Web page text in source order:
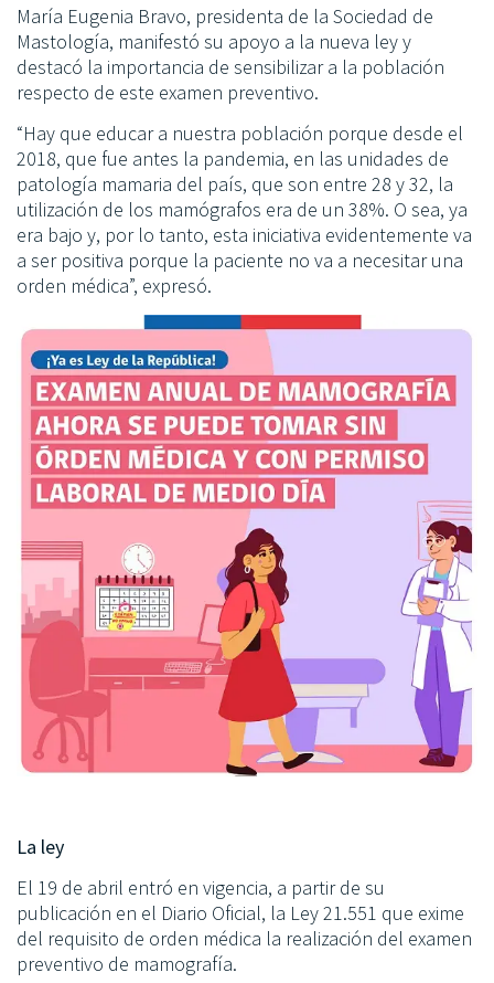
María Eugenia Bravo, presidenta de la Sociedad de
Mastología, manifestó su apoyo a la nueva ley y
destacó la importancia de sensibilizar a la población
respecto de este examen preventivo.
“Hay que educar a nuestra población porque desde el
2018, que fue antes la pandemia, en las unidades de
patología mamaria del país, que son entre 28 y 32, la
utilización de los mamógrafos era de un 38%. O sea, ya
era bajo y, por lo tanto, esta iniciativa evidentemente va
a ser positiva porque la paciente no va a necesitar una
orden médica”, expresó.
La ley
El 19 de abril entró en vigencia, a partir de su
publicación en el Diario Oficial, la Ley 21.551 que exime
del requisito de orden médica la realización del examen
preventivo de mamografía.